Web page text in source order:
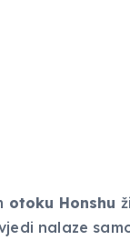
otoku Honshu
nalaze